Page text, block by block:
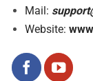
Mail:
Website: